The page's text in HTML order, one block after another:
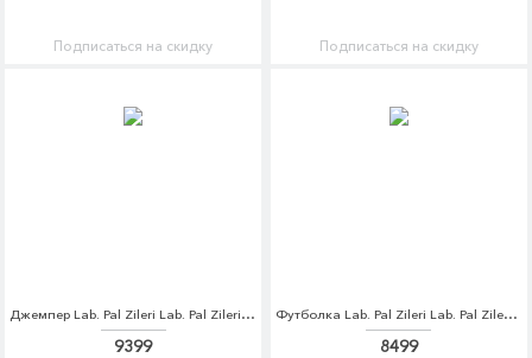
Подписаться на скидку Подписаться на скидку
Джемпер Lab. Pal Zileri Lab. Pal Zileri LA059EMDQJX0
9399
Футболка Lab. Pal Zileri Lab. Pal Zileri LA059EMDQJX1
8499